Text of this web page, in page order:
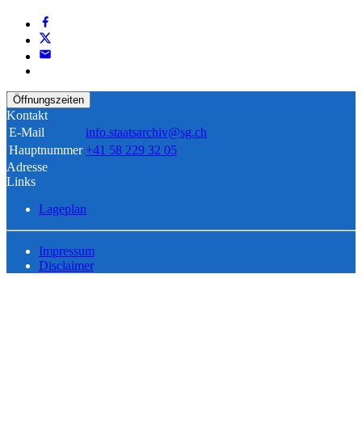
Öffnungszeiten
Kontakt
E-Mail
info.staatsarchiv@sg.ch
Hauptnummer +41 58 229 32 05
Adresse
Links
Lageplan
Impressum
Disclaimer